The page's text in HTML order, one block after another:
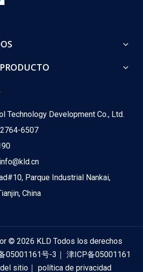
Technology Development Co., Ltd.
6507
info@kld.cn
Parque Industrial Nankai,
China
© 2026 KLD Todos los derechos
05001161号-3 ｜ 津ICP备05001161
sitio ｜ política de privacidad